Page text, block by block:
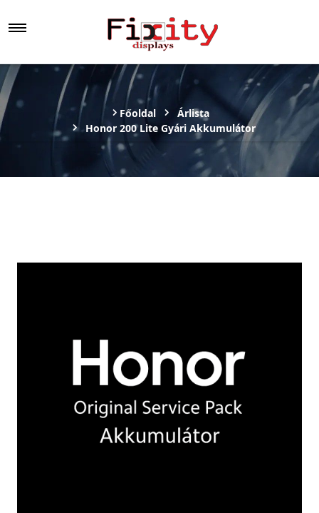
Főoldal
Árlista
Honor 200 Lite Gyári Akkumulátor